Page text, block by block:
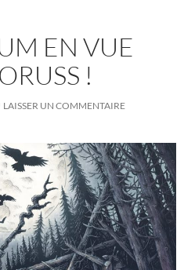
EN VUE
!
LAISSER UN COMMENTAIRE